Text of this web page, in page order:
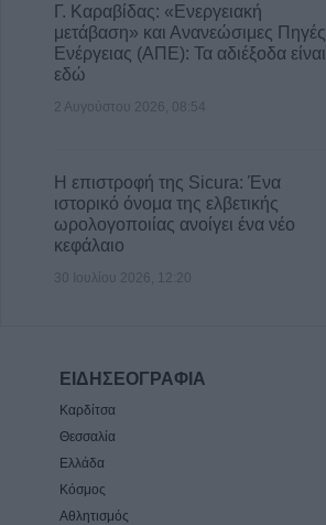
Γ. Καραβίδας: «Ενεργειακή
μετάβαση» και Ανανεώσιμες Πηγές
Ενέργειας (ΑΠΕ): Τα αδιέξοδα είναι
εδώ
2 Αυγούστου 2026, 08:54
Η επιστροφή της Sicura: Ένα
ιστορικό όνομα της ελβετικής
ωρολογοποιίας ανοίγει ένα νέο
κεφάλαιο
30 Ιουλίου 2026, 12:20
ΕΙΔΗΣΕΟΓΡΑΦΙΑ
Καρδίτσα
Θεσσαλία
Ελλάδα
Κόσμος
Αθλητισμός